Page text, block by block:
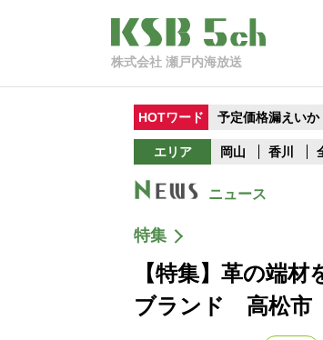
株式会社 瀬戸内海放送
HOTワード 予定価格漏えいか
エリア 岡山 香川
ニュース
特集
【特集】革の端
ブランド 高松市